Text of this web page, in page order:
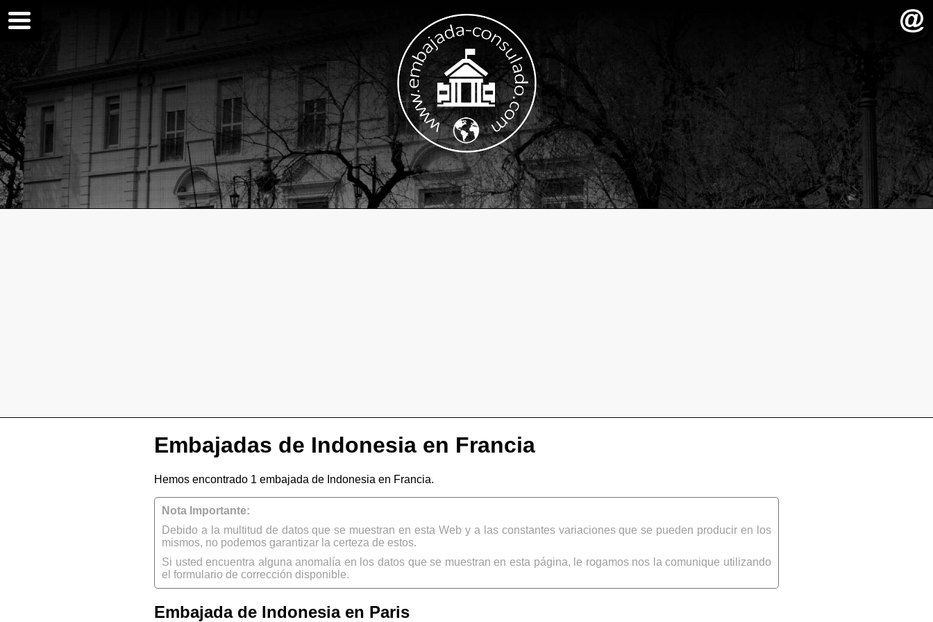
Embajadas de Indonesia en Francia
Hemos encontrado 1 embajada de Indonesia en Francia.
Nota Importante:
Debido a la multitud de datos que se muestran en esta Web y a las constantes variaciones que se pueden producir en los
mismos, no podemos garantizar la certeza de estos.
Si usted encuentra alguna anomalía en los datos que se muestran en esta página, le rogamos nos la comunique utilizando
el formulario de corrección disponible.
Embajada de Indonesia en Paris